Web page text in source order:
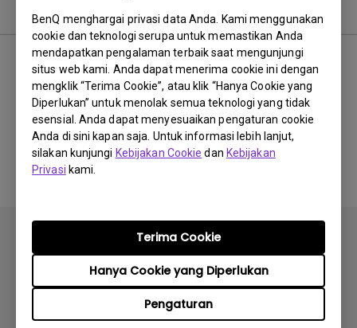
BenQ menghargai privasi data Anda. Kami menggunakan
cookie dan teknologi serupa untuk memastikan Anda
mendapatkan pengalaman terbaik saat mengunjungi
situs web kami. Anda dapat menerima cookie ini dengan
mengklik “Terima Cookie”, atau klik “Hanya Cookie yang
Diperlukan” untuk menolak semua teknologi yang tidak
esensial. Anda dapat menyesuaikan pengaturan cookie
Anda di sini kapan saja. Untuk informasi lebih lanjut,
silakan kunjungi Kebijakan Cookie dan Kebijakan
Privasi kami.
Pengaturan
Hanya Cookie yang Diperlukan
Terima Cookie
0 hasil Terbaru
Tidak ada video terkait
Berlangganan